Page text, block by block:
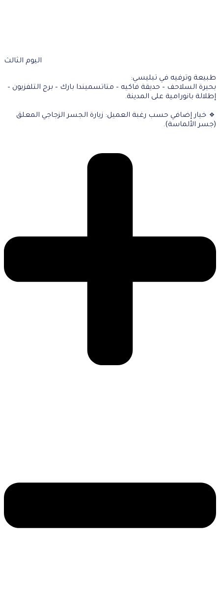
اليوم الثالث
طبيعة وترفيه في تبليسي:
بحيرة السلاحف – حديقة فاكيه – متاتسميندا بارك – برج التلفزيون –
إطلالة بانورامية على المدينة.
🔹 خيار إضافي حسب رغبة العميل: زيارة الجسر الزجاجي المعلق
(جسر الألماسة).